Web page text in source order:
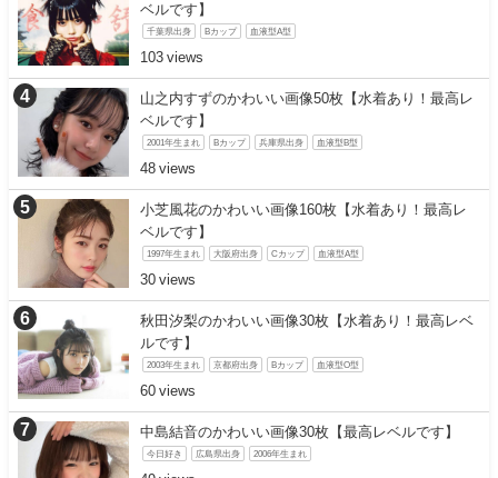
ベルです】
千葉県出身 Bカップ 血液型A型
103
山之内すずのかわいい画像50枚【水着あり！最高レ
ベルです】
2001年生まれ Bカップ 兵庫県出身 血液型B型
48
小芝風花のかわいい画像160枚【水着あり！最高レ
ベルです】
1997年生まれ 大阪府出身 Cカップ 血液型A型
30
秋田汐梨のかわいい画像30枚【水着あり！最高レベ
ルです】
2003年生まれ 京都府出身 Bカップ 血液型O型
60
中島結音のかわいい画像30枚【最高レベルです】
今日好き 広島県出身 2006年生まれ